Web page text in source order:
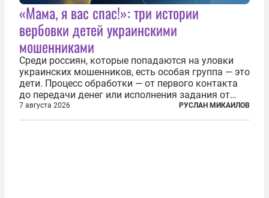
«Мама, я вас спас!»: три истории
вербовки детей украинскими
мошенниками
Среди россиян, которые попадаются на уловки
украинских мошенников, есть особая группа — это
дети. Процесс обработки — от первого контакта
до передачи денег или исполнения задания от
кураторов может занять от двух часов до
нескольких месяцев. Детей превращают в
7 августа 2026 РУСЛАН МИКАИЛОВ